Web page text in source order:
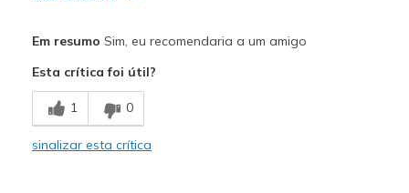
Melhores utilizações
Casual Wear
Going Out
Em resumo Sim, eu recomendaria a um amigo
Esta crítica foi útil?
1 0
sinalizar esta crítica